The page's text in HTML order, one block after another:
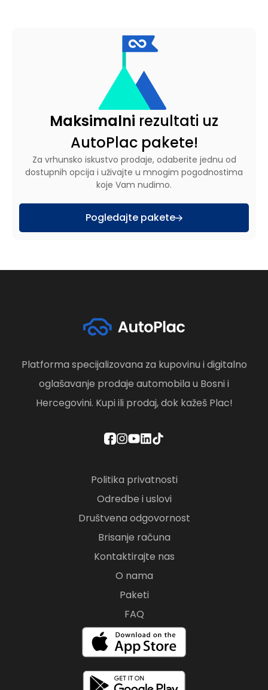
Maksimalni rezultati uz
AutoPlac pakete!
Za vrhunsko iskustvo prodaje, odaberite jednu od
dostupnih opcija i uživajte u mnogim pogodnostima
koje Vam nudimo.
Pogledajte pakete
Platforma specijalizovana za kupovinu i digitalno
oglašavanje prodaje automobila u Bosni i
Hercegovini. Kupi ili prodaj, dok kažeš Plac!
Politika privatnosti
Odredbe i uslovi
Društvena odgovornost
Brisanje računa
Kontaktirajte nas
O nama
Paketi
FAQ